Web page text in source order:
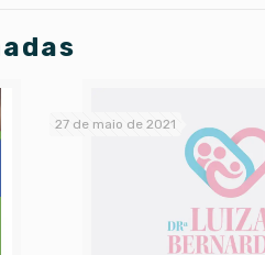
27 de maio de 2021